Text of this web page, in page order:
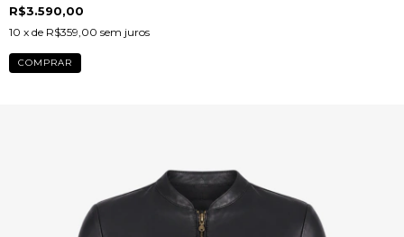
R$3.590,00
10 x de R$359,00 sem juros
COMPRAR